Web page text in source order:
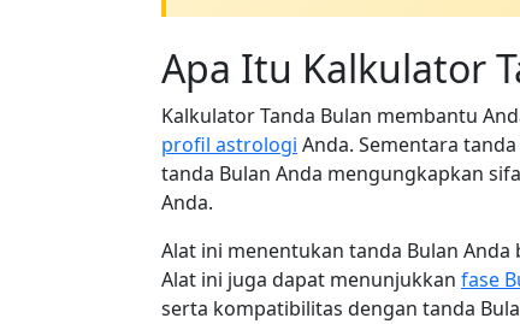
Apa Itu Kalkulator
Kalkulator Tanda Bulan membantu
profil astrologi Anda. Sementara
tanda Bulan Anda mengungkapkan
Anda.
Alat ini menentukan tanda Bulan Anda
Alat ini juga dapat menunjukkan fase
serta kompatibilitas dengan tanda